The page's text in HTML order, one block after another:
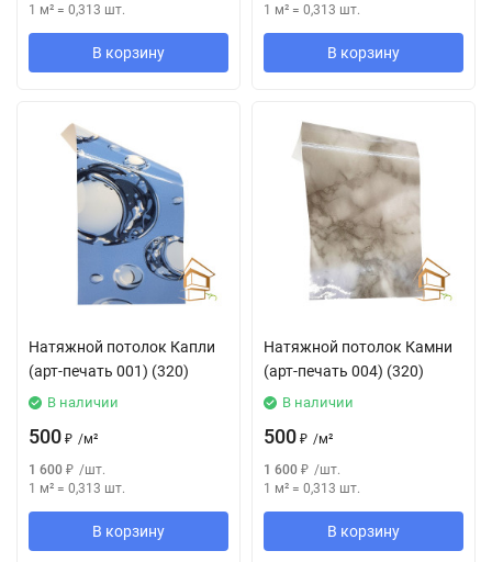
1 м² = 0,313 шт.
В корзину
1 м² = 0,313 шт.
В корзину
Натяжной потолок Капли
(арт-печать 001) (320)
В наличии
500 ₽ /м²
1 600 ₽ /шт.
1 м² = 0,313 шт.
В корзину
Натяжной потолок Камни
(арт-печать 004) (320)
В наличии
500 ₽ /м²
1 600 ₽ /шт.
1 м² = 0,313 шт.
В корзину